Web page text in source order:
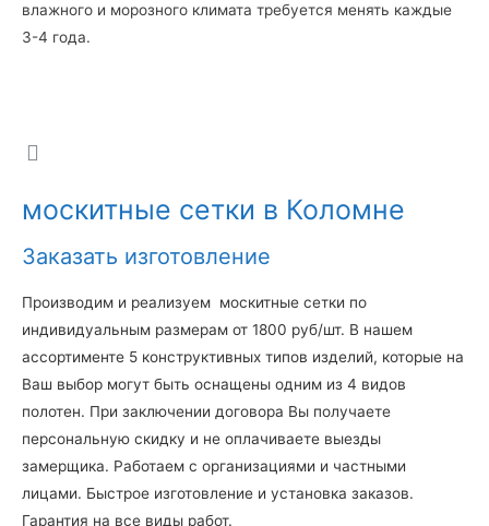
влажного и морозного климата требуется менять каждые
3-4 года.
москитные сетки в Коломне
Заказать изготовление
Производим и реализуем москитные сетки по
индивидуальным размерам от 1800 руб/шт. В нашем
ассортименте 5 конструктивных типов изделий, которые на
Ваш выбор могут быть оснащены одним из 4 видов
полотен. При заключении договора Вы получаете
персональную скидку и не оплачиваете выезды
замерщика. Работаем с организациями и частными
лицами. Быстрое изготовление и установка заказов.
Гарантия на все виды работ.